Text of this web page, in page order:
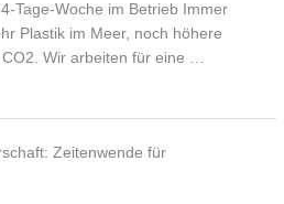
Tage-Woche im Betrieb Immer
Plastik im Meer, noch höhere
Wir arbeiten für eine …
Zeitenwende für